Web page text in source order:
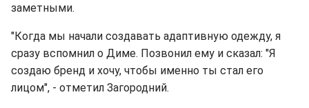
заметными.
"Когда мы начали создавать адаптивную одежду, я
сразу вспомнил о Диме. Позвонил ему и сказал: "Я
создаю бренд и хочу, чтобы именно ты стал его
лицом", - отметил Загородний.